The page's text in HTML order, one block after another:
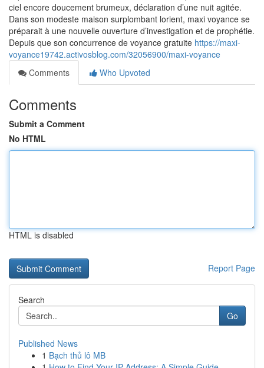
ciel encore doucement brumeux, déclaration d’une nuit agitée.
Dans son modeste maison surplombant lorient, maxi voyance se
préparait à une nouvelle ouverture d’investigation et de prophétie.
Depuis que son concurrence de voyance gratuite https://maxi-
voyance19742.activosblog.com/32056900/maxi-voyance
Comments
Who Upvoted
Comments
Submit a Comment
No HTML
HTML is disabled
Report Page
Search
Go
Published News
1 Bạch thủ lô MB